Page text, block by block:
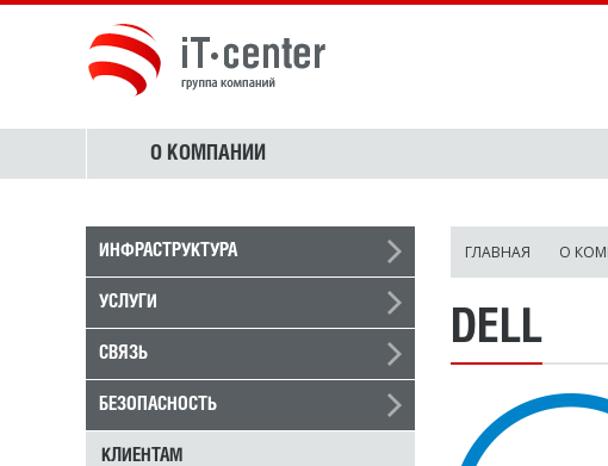
О КОМПАНИИ
ИНФРАСТРУКТУРА
УСЛУГИ
СВЯЗЬ
БЕЗОПАСНОСТЬ
КЛИЕНТАМ
ГЛАВНАЯ О
DELL